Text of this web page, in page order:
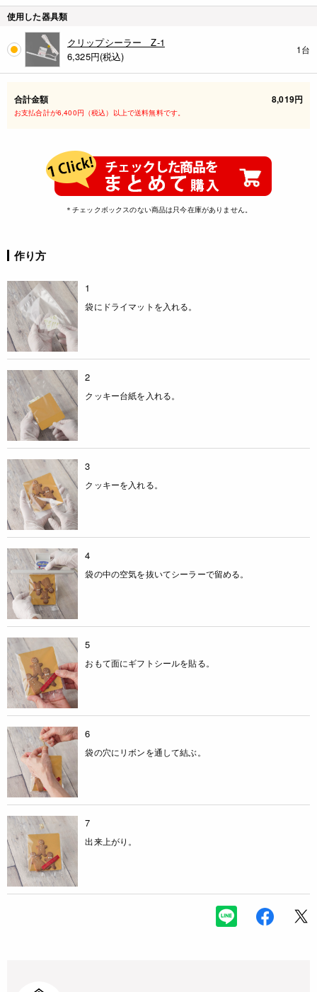
使用した器具類
クリップシーラー Z-1
6,325円(税込)
1台
合計金額 8,019円
お支払合計が6,400円（税込）以上で送料無料です。
＊チェックボックスのない商品は只今在庫がありません。
作り方
1
袋にドライマットを入れる。
2
クッキー台紙を入れる。
3
クッキーを入れる。
4
袋の中の空気を抜いてシーラーで留める。
5
おもて面にギフトシールを貼る。
6
袋の穴にリボンを通して結ぶ。
7
出来上がり。